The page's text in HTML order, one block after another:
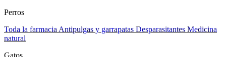
Perros
Toda la farmacia Antipulgas y garrapatas Desparasitantes Medicina
natural